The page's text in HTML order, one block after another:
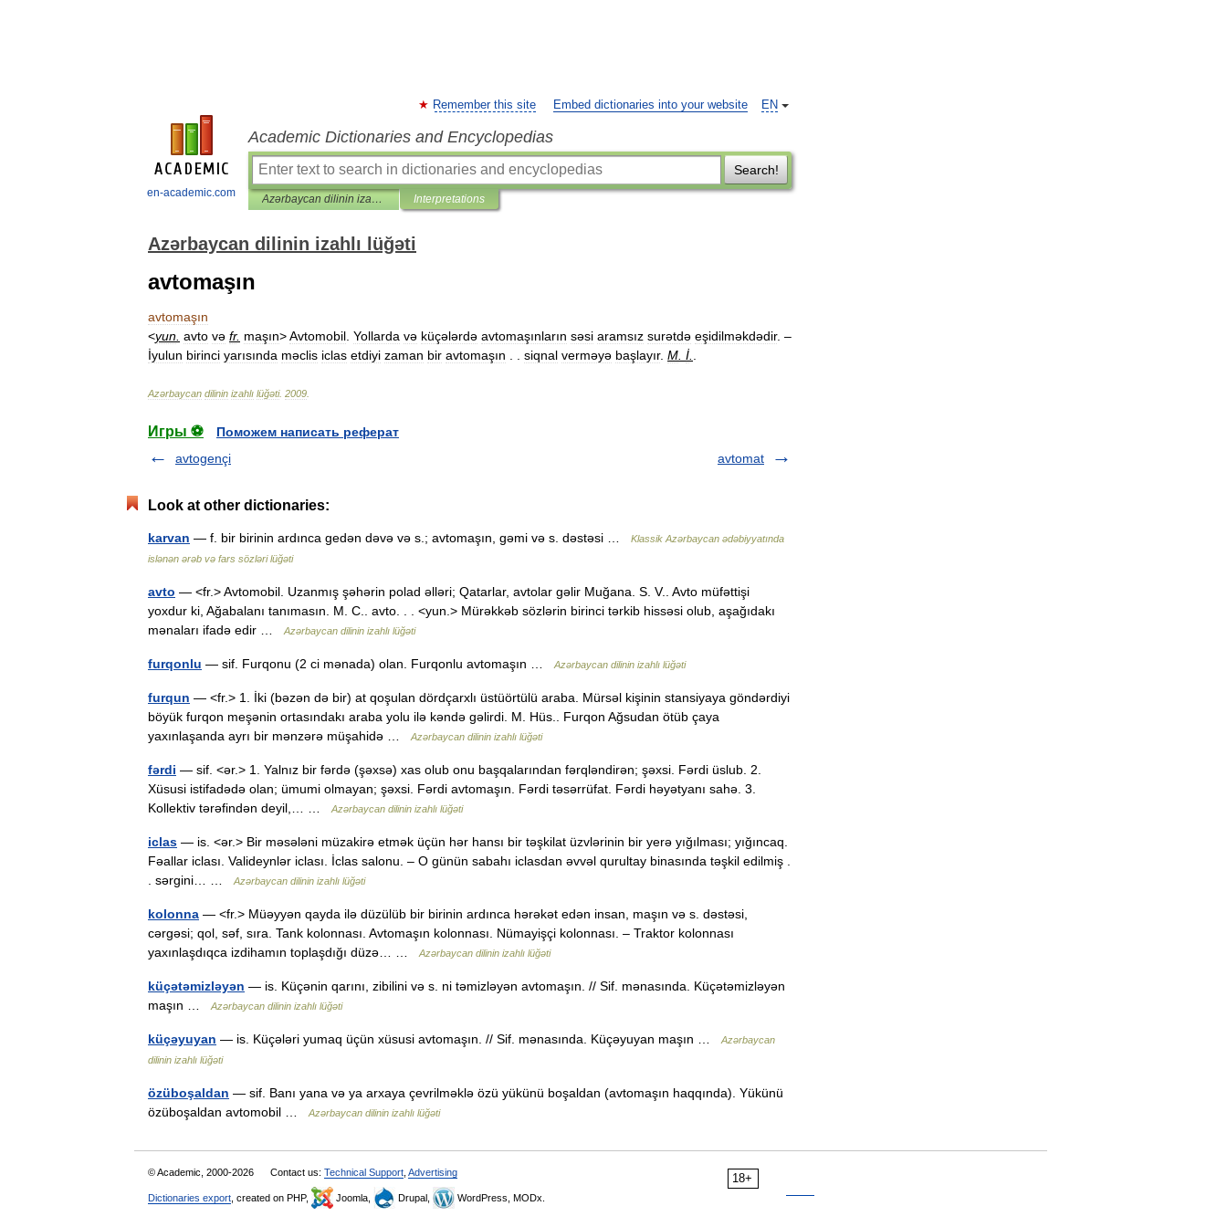
en-academic.com
EN
Remember this site Embed dictionaries into your website
Academic Dictionaries and Encyclopedias
Search!
Azərbaycan dilinin izahlı lüğəti Interpretations
Azərbaycan dilinin izahlı lüğəti
avtomaşın
avtomaşın
<yun avto və fr. maşın>Avtomobil Yollarda və küçələrdə avtomaşınların səsi aramsız surətdə eşidilməkdədir. –
İyulun birinci yarısında məclis iclas etdiyi zaman bir avtomaşın siqnal verməyə başlayır. M İ
Azərbaycan dilinin izahlı lüğəti. 2009
Игры ⚽
Поможем написать реферат
avtogençi
avtomat
Look at other dictionaries:
karvan — f. bir birinin ardınca gedən dəvə və s.; avtomaşın, gəmi və s. dəstəsi …
Klassik Azərbaycan ədəbiyyatında
islənən ərəb və fars sözləri lüğəti
avto — <fr.> Avtomobil. Uzanmış şəhərin polad əlləri; Qatarlar, avtolar gəlir Muğana. S. V.. Avto müfəttişi
yoxdur ki, Ağabalanı tanımasın. M. C.. avto. . . <yun.> Mürəkkəb sözlərin birinci tərkib hissəsi olub, aşağıdakı
mənaları ifadə edir …
Azərbaycan dilinin izahlı lüğəti
furqonlu — sif. Furqonu (2 ci mənada) olan. Furqonlu avtomaşın … Azərbaycan dilinin izahlı lüğəti
furqun — <fr.> 1. İki (bəzən də bir) at qoşulan dördçarxlı üstüörtülü araba. Mürsəl kişinin stansiyaya göndərdiyi
böyük furqon meşənin ortasındakı araba yolu ilə kəndə gəlirdi. M. Hüs.. Furqon Ağsudan ötüb çaya
yaxınlaşanda ayrı bir mənzərə müşahidə …
Azərbaycan dilinin izahlı lüğəti
fərdi — sif. <ər.> 1. Yalnız bir fərdə (şəxsə) xas olub onu başqalarından fərqləndirən; şəxsi. Fərdi üslub. 2.
Xüsusi istifadədə olan; ümumi olmayan; şəxsi. Fərdi avtomaşın. Fərdi təsərrüfat. Fərdi həyətyanı sahə. 3.
Kollektiv tərəfindən deyil,… …
Azərbaycan dilinin izahlı lüğəti
iclas — is. <ər.> Bir məsələni müzakirə etmək üçün hər hansı bir təşkilat üzvlərinin bir yerə yığılması; yığıncaq.
Fəallar iclası. Valideynlər iclası. İclas salonu. – O günün sabahı iclasdan əvvəl qurultay binasında təşkil edilmiş .
. sərgini… …
Azərbaycan dilinin izahlı lüğəti
kolonna — <fr.> Müəyyən qayda ilə düzülüb bir birinin ardınca hərəkət edən insan, maşın və s. dəstəsi,
cərgəsi; qol, səf, sıra. Tank kolonnası. Avtomaşın kolonnası. Nümayişçi kolonnası. – Traktor kolonnası
yaxınlaşdıqca izdihamın toplaşdığı düzə… …
Azərbaycan dilinin izahlı lüğəti
küçətəmizləyən — is. Küçənin qarını, zibilini və s. ni təmizləyən avtomaşın. // Sif. mənasında. Küçətəmizləyən
maşın …
Azərbaycan dilinin izahlı lüğəti
küçəyuyan — is. Küçələri yumaq üçün xüsusi avtomaşın. // Sif. mənasında. Küçəyuyan maşın …
Azərbaycan
dilinin izahlı lüğəti
özüboşaldan — sif. Banı yana və ya arxaya çevrilməklə özü yükünü boşaldan (avtomaşın haqqında). Yükünü
özüboşaldan avtomobil …
Azərbaycan dilinin izahlı lüğəti
18+
© Academic, 2000-2026 Contact us: Technical Support Advertising
Dictionaries export , created on PHP, Joomla, Drupal, WordPress, MODx.